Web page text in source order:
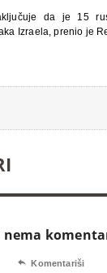
da je 15
Izraela, prenio je
nema
 Komentariši